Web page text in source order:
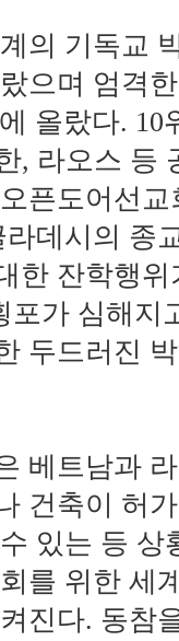
의 기독교
으며 엄격
올랐다. 10
, 라오스 등
픈도어선
데시의 종
한 잔학행
포가 심해지
두드러진
베트남과
건축이 허
있는 등 상
를 위한 세
진다. 동참